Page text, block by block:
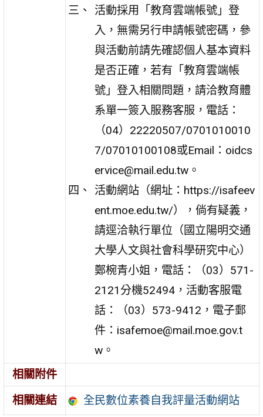
活動採用「教育雲端帳號」登
入，無需另行申請帳號密碼，參
與活動前請先確認個人基本資料
是否正確，若有「教育雲端帳
號」登入相關問題，請洽教育體
系單一簽入服務客服，電話：
（04）22220507/0701010010
7/07010100108或Email：oidcs
ervice@mail.edu.tw。
活動網站（網址：https://isafeev
ent.moe.edu.tw/），倘有疑義，
請逕洽執行單位（國立陽明交通
大學人文與社會科學研究中心）
鄭椀青小姐，電話：（03）571-
2121分機52494，活動客服電
話：（03）573-9412，電子郵
件：isafemoe@mail.moe.gov.t
w。
相關附件
相關連結
全民數位素養自我評量活動網站